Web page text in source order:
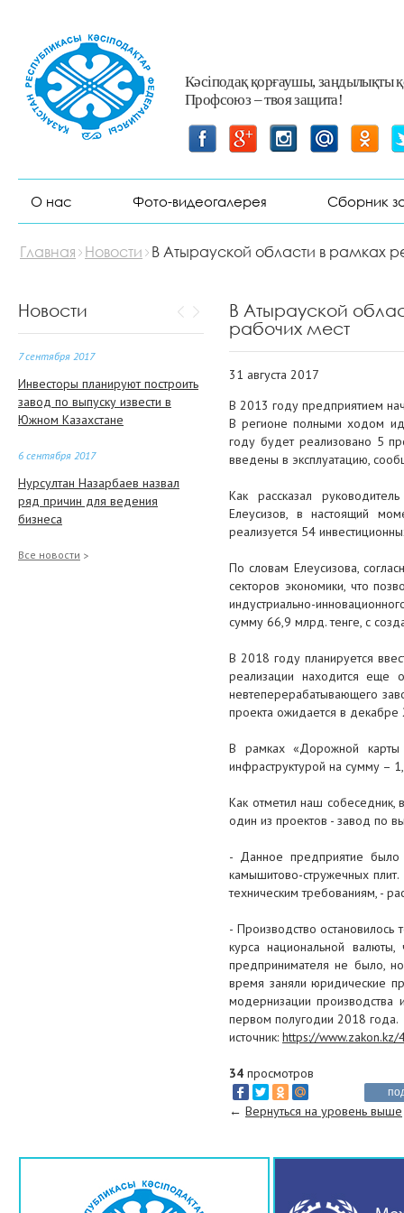
Кәсіподақ қорғаушы, заңдылықты
Профсоюз – твоя защита!
О нас Фото-видеогалерея Сборник
Главная Новости В Атырауской области в рамках
Новости
25 августа 2017
О сроках исковой давности в
КазМунайГаз: Обмениваясь
18-19 сентября 2017 года
состоится семинар
7 сентября 2017
Инвесторы планируют построить
завод по выпуску извести в
Южном Казахстане
6 сентября 2017
Нурсултан Назарбаев назвал
ряд причин для ведения
бизнеса
5 сентября 2017
КазМунайГаз: Обмениваясь
опытом с партнерами
Все новости
В Атырауской
рабочих мест
31 августа 2017
В 2013 году предприятием
В регионе полными ходом
году будет реализовано 5
введены в эксплуатацию,
Как рассказал
Елеусизов, в настоящий
реализуется 54
По словам Елеусизова,
секторов экономики, что
индустриально-
сумму 66,9 млрд. тенге, с
В 2018 году планируется
реализации находится еще
невтеперерабатывающего
проекта ожидается в
В рамках «Дорожной карты
инфраструктурой на сумму –
Как отметил наш
один из проектов - завод по
- Данное предприятие было
камышитово-стружечных
техническим требованиям, -
- Производство
курса национальной
предпринимателя не было,
время заняли юридические
модернизации
первом полугодии 2018 года.
источник: https://
34 просмотров
← Вернуться на уровень выше